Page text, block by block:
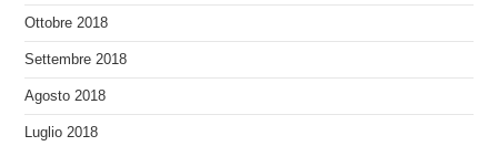
Ottobre 2018
Settembre 2018
Agosto 2018
Luglio 2018